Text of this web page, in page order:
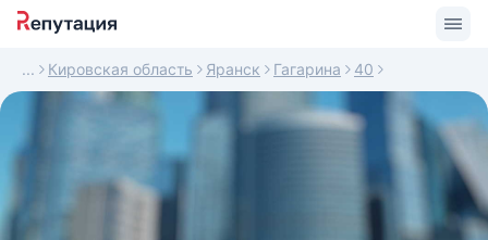
Кировская область Яранск Гагарина 40